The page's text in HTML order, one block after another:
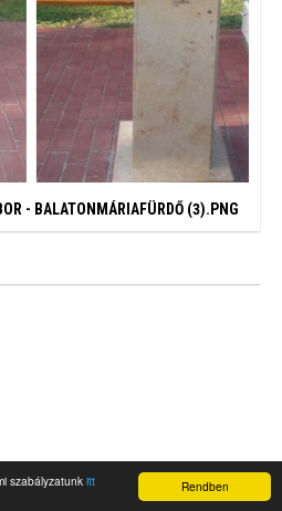
Rendben
szabályzatunk itt
- BALATONMÁRIAFÜRDŐ (3).PNG